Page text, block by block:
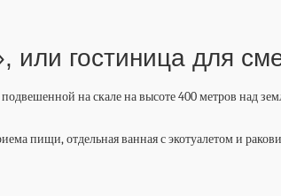
или гостиница для
на скале на высоте 400 метров над
пищи, отдельная ванная с экотуалетом и